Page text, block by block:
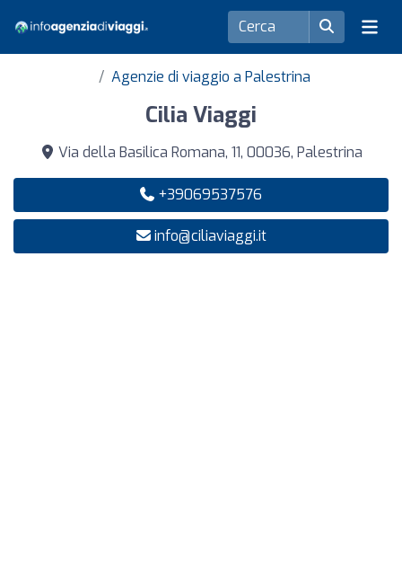
Agenzie di viaggio a Palestrina
Cilia Viaggi
Via della Basilica Romana, 11, 00036, Palestrina
+39069537576
info@ciliaviaggi.it